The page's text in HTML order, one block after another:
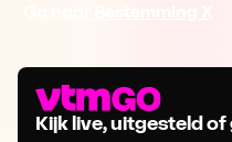
Kijk live, uitgesteld